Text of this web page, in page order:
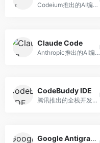
Codeium推出的AI编程工具，专注于代码智能辅助。面向开发者，提供代码补全、代码生成、代码解释等服务，多语言支持完善。
Claude Code
Anthropic推出的AI编程工具，基于Claude模型。面向开发者，提供代码生成、代码审查、调试辅助等服务，代码质量高，推理能力强。
CodeBuddy IDE
腾讯推出的全栈开发AI IDE，整合腾讯云服务。面向开发者，提供代码生成、调试辅助、部署服务等功能，与腾讯云生态深度整合。
Google Antigravity